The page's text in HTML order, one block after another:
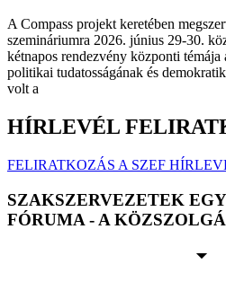
A Compass projekt keretében
szemináriumra 2026. június 29-30.
kétnapos rendezvény központi
politikai tudatosságának és
volt a
HÍRLEVÉL
FELIRATKOZÁS A SZEF
SZAKSZERVEZETEK
FÓRUMA - A